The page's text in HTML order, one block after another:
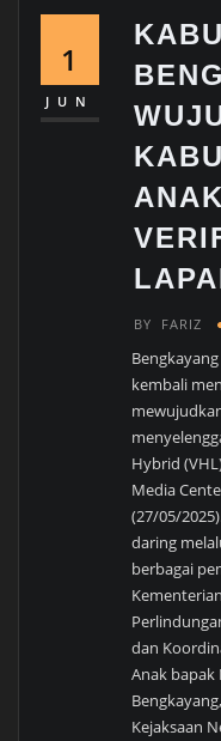
1
JUN
BY FARIZ
kembali
Hybrid
Media
(27/05/
daring
berbagai
dan
Anak bapak
Kejaksaan